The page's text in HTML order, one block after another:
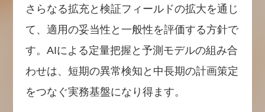
さらなる拡充と検証フィールドの拡大を通じ
て、適用の妥当性と一般性を評価する方針で
す。AIによる定量把握と予測モデルの組み合
わせは、短期の異常検知と中長期の計画策定
をつなぐ実務基盤になり得ます。